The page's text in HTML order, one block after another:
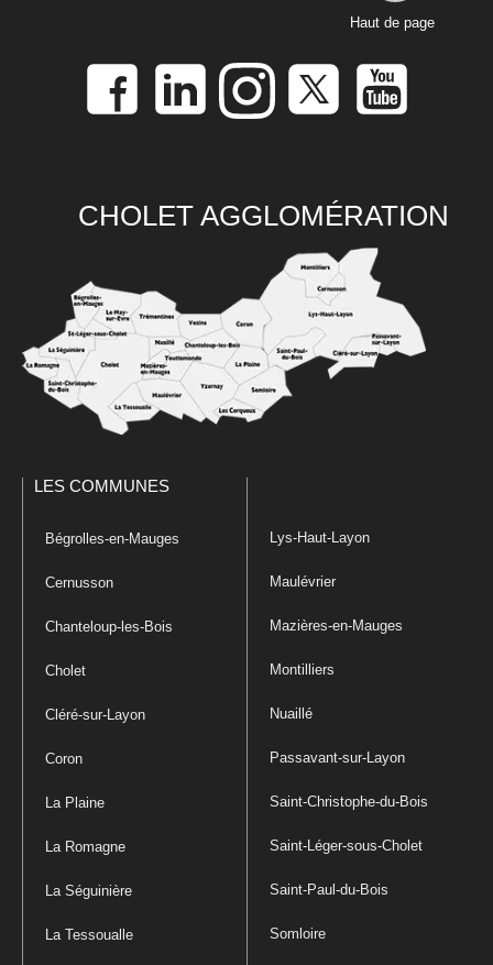
Haut de page
CHOLET AGGLOMÉRATION
LES COMMUNES
Bégrolles-en-Mauges
Cernusson
Chanteloup-les-Bois
Cholet
Cléré-sur-Layon
Coron
La Plaine
La Romagne
La Séguinière
La Tessoualle
Lys-Haut-Layon
Maulévrier
Mazières-en-Mauges
Montilliers
Nuaillé
Passavant-sur-Layon
Saint-Christophe-du-Bois
Saint-Léger-sous-Cholet
Saint-Paul-du-Bois
Somloire